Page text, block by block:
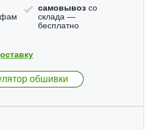
самовывозсо
склада —
бесплатно
обшивки